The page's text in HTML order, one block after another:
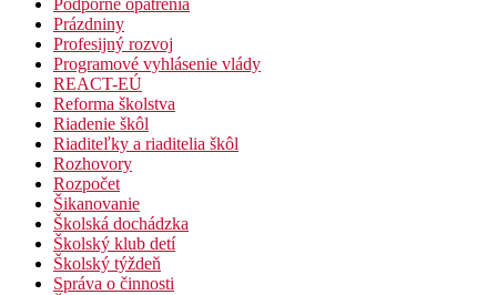
Podporné opatrenia
Prázdniny
Profesijný rozvoj
Programové vyhlásenie vlády
REACT-EÚ
Reforma školstva
Riadenie škôl
Riaditeľky a riaditelia škôl
Rozhovory
Rozpočet
Šikanovanie
Školská dochádzka
Školský klub detí
Školský týždeň
Správa o činnosti